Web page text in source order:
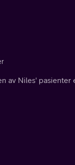
av Niles' pasienter